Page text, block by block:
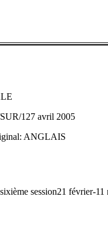
127 avril 2005
ANGLAIS
session21 février‑11